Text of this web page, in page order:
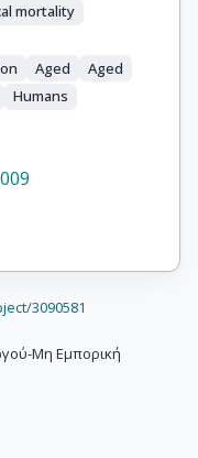
mortality
Aged
Aged
Humans
3090581
Μη Εμπορική